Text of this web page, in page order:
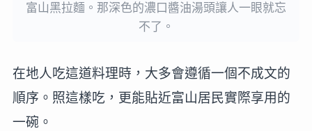
富山黑拉麵。那深色的濃口醬油湯頭讓人一眼就忘
不了。
在地人吃這道料理時，大多會遵循一個不成文的
順序。照這樣吃，更能貼近富山居民實際享用的
一碗。